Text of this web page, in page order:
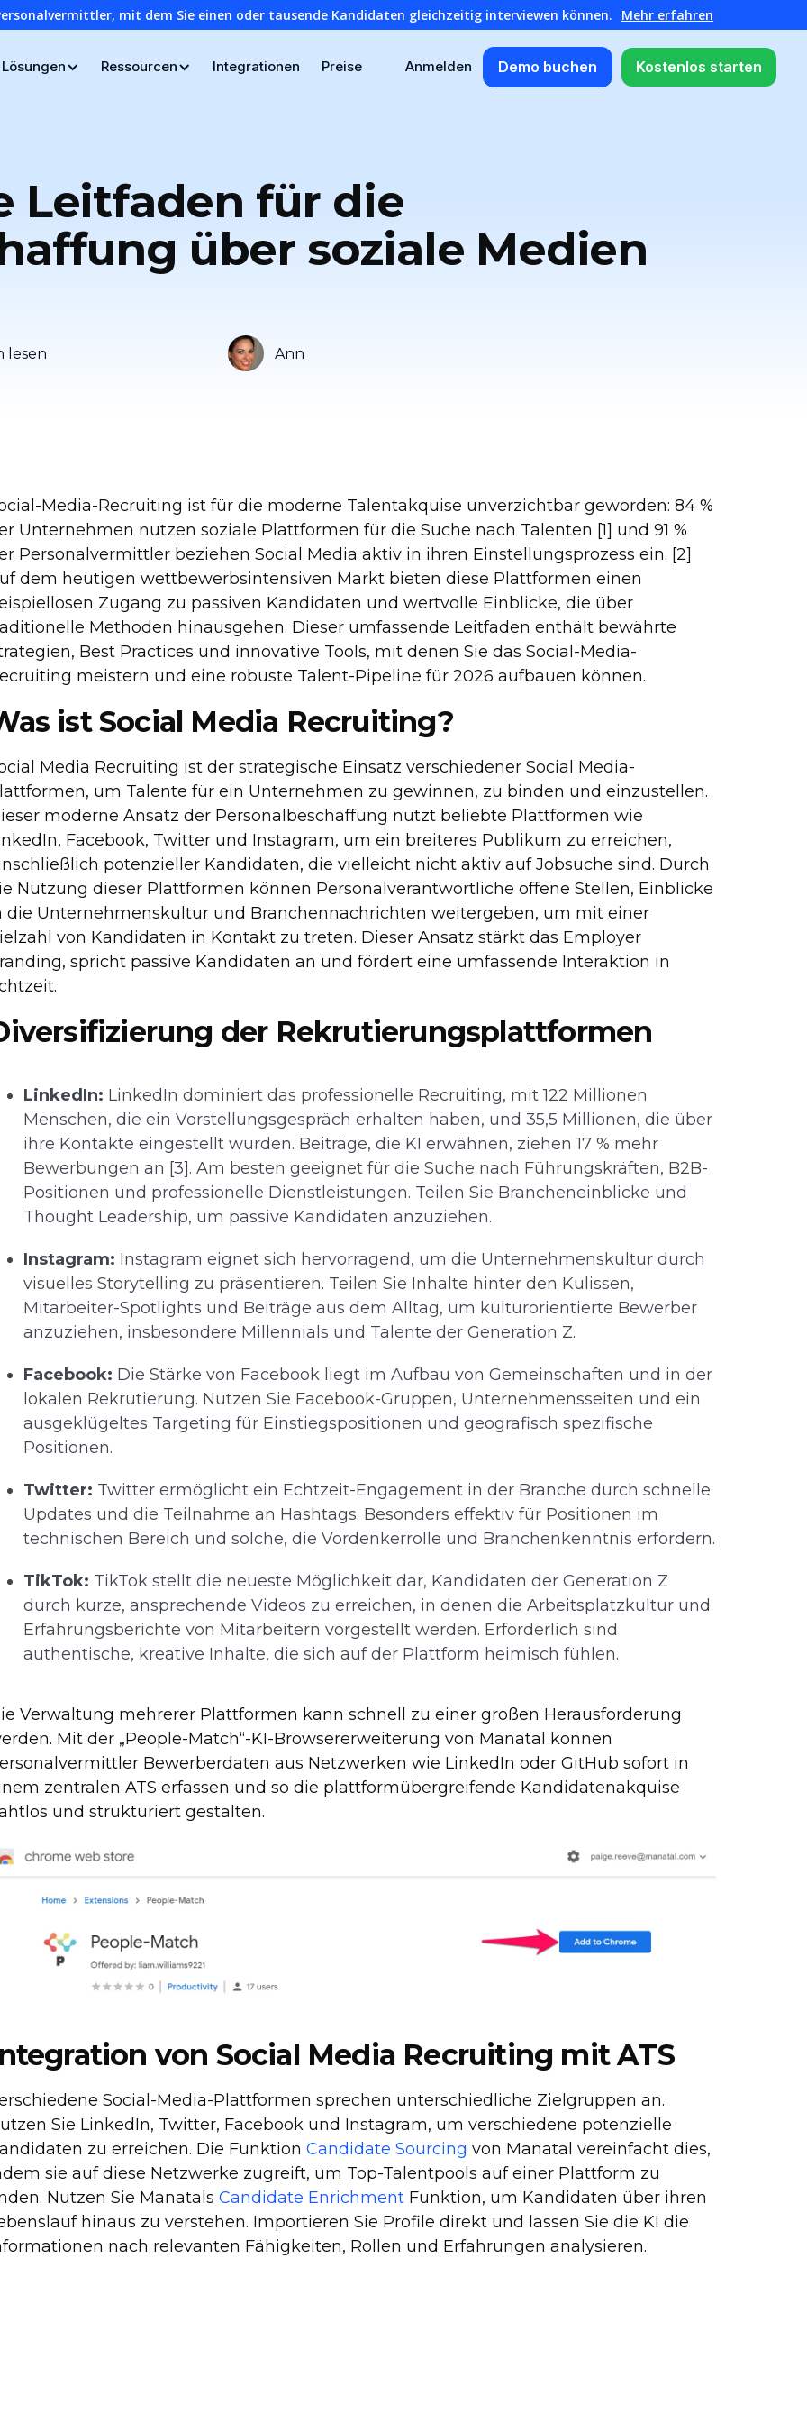
mit dem Sie einen oder tausende Kandidaten gleichzeitig interviewen können. Mehr erfahren
Lösungen Ressourcen Integrationen Preise Anmelden Demo buchen Kostenlos starten
Leitfaden für die
über soziale Medien
lesen Ann
Media-Recruiting ist für die moderne Talentakquise unverzichtbar geworden: 84 %
Unternehmen nutzen soziale Plattformen für die Suche nach Talenten [1] und 91 %
Personalvermittler beziehen Social Media aktiv in ihren Einstellungsprozess ein. [2]
dem heutigen wettbewerbsintensiven Markt bieten diese Plattformen einen
Zugang zu passiven Kandidaten und wertvolle Einblicke, die über
Methoden hinausgehen. Dieser umfassende Leitfaden enthält bewährte
Best Practices und innovative Tools, mit denen Sie das Social-Media-
meistern und eine robuste Talent-Pipeline für 2026 aufbauen können.
ist Social Media Recruiting?
Media Recruiting ist der strategische Einsatz verschiedener Social Media-
um Talente für ein Unternehmen zu gewinnen, zu binden und einzustellen.
moderne Ansatz der Personalbeschaffung nutzt beliebte Plattformen wie
Facebook, Twitter und Instagram, um ein breiteres Publikum zu erreichen,
potenzieller Kandidaten, die vielleicht nicht aktiv auf Jobsuche sind. Durch
Nutzung dieser Plattformen können Personalverantwortliche offene Stellen, Einblicke
die Unternehmenskultur und Branchennachrichten weitergeben, um mit einer
von Kandidaten in Kontakt zu treten. Dieser Ansatz stärkt das Employer
spricht passive Kandidaten an und fördert eine umfassende Interaktion in
der Rekrutierungsplattformen
LinkedIn: LinkedIn dominiert das professionelle Recruiting, mit 122 Millionen
Menschen, die ein Vorstellungsgespräch erhalten haben, und 35,5 Millionen, die über
ihre Kontakte eingestellt wurden. Beiträge, die KI erwähnen, ziehen 17 % mehr
Bewerbungen an [3]. Am besten geeignet für die Suche nach Führungskräften, B2B-
Positionen und professionelle Dienstleistungen. Teilen Sie Brancheneinblicke und
Thought Leadership, um passive Kandidaten anzuziehen.
Instagram: Instagram eignet sich hervorragend, um die Unternehmenskultur durch
visuelles Storytelling zu präsentieren. Teilen Sie Inhalte hinter den Kulissen,
Mitarbeiter-Spotlights und Beiträge aus dem Alltag, um kulturorientierte Bewerber
anzuziehen, insbesondere Millennials und Talente der Generation Z.
Facebook: Die Stärke von Facebook liegt im Aufbau von Gemeinschaften und in der
lokalen Rekrutierung. Nutzen Sie Facebook-Gruppen, Unternehmensseiten und ein
ausgeklügeltes Targeting für Einstiegspositionen und geografisch spezifische
Positionen.
Twitter: Twitter ermöglicht ein Echtzeit-Engagement in der Branche durch schnelle
Updates und die Teilnahme an Hashtags. Besonders effektiv für Positionen im
technischen Bereich und solche, die Vordenkerrolle und Branchenkenntnis erfordern.
TikTok: TikTok stellt die neueste Möglichkeit dar, Kandidaten der Generation Z
durch kurze, ansprechende Videos zu erreichen, in denen die Arbeitsplatzkultur und
Erfahrungsberichte von Mitarbeitern vorgestellt werden. Erforderlich sind
authentische, kreative Inhalte, die sich auf der Plattform heimisch fühlen.
Verwaltung mehrerer Plattformen kann schnell zu einer großen Herausforderung
Mit der „People-Match“-KI-Browsererweiterung von Manatal können
Bewerberdaten aus Netzwerken wie LinkedIn oder GitHub sofort in
zentralen ATS erfassen und so die plattformübergreifende Kandidatenakquise
und strukturiert gestalten.
von Social Media Recruiting mit ATS
Social-Media-Plattformen sprechen unterschiedliche Zielgruppen an.
Sie LinkedIn, Twitter, Facebook und Instagram, um verschiedene potenzielle
zu erreichen. Die FunktionCandidate Sourcing von Manatal vereinfacht dies,
sie auf diese Netzwerke zugreift, um Top-Talentpools auf einer Plattform zu
Nutzen Sie ManatalsCandidate Enrichment Funktion, um Kandidaten über ihren
hinaus zu verstehen. Importieren Sie Profile direkt und lassen Sie die KI die
nach relevanten Fähigkeiten, Rollen und Erfahrungen analysieren.